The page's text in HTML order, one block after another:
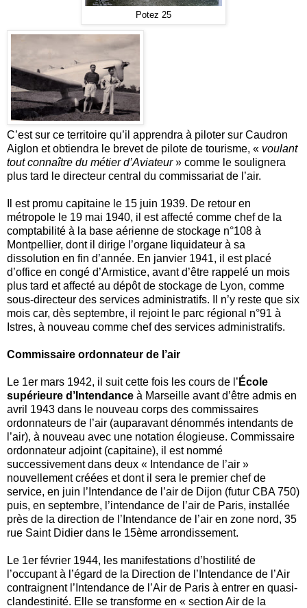
Potez 25
C’est sur ce territoire qu’il apprendra à piloter sur Caudron
Aiglon et obtiendra le brevet de pilote de tourisme, « voulant
tout connaître du métier d’Aviateur» comme le soulignera
plus tard le directeur central du commissariat de l’air.
Il est promu capitaine le 15 juin 1939. De retour en
métropole le 19 mai 1940, il est affecté comme chef de la
comptabilité à la base aérienne de stockage n°108 à
Montpellier, dont il dirige l’organe liquidateur à sa
dissolution en fin d’année. En janvier 1941, il est placé
d’office en congé d’Armistice, avant d’être rappelé un mois
plus tard et affecté au dépôt de stockage de Lyon, comme
sous-directeur des services administratifs. Il n’y reste que six
mois car, dès septembre, il rejoint le parc régional n°91 à
Istres, à nouveau comme chef des services administratifs.
Commissaire ordonnateur de l’air
Le 1er mars 1942, il suit cette fois les cours de l’ École
supérieure d’Intendance à Marseille avant d’être admis en
avril 1943 dans le nouveau corps des commissaires
ordonnateurs de l’air (auparavant dénommés intendants de
l’air), à nouveau avec une notation élogieuse. Commissaire
ordonnateur adjoint (capitaine), il est nommé
successivement dans deux « Intendance de l’air »
nouvellement créées et dont il sera le premier chef de
service, en juin l’Intendance de l’air de Dijon (futur CBA 750)
puis, en septembre, l’intendance de l’air de Paris, installée
près de la direction de l’Intendance de l’air en zone nord, 35
rue Saint Didier dans le 15ème arrondissement.
Le 1er février 1944, les manifestations d’hostilité de
l’occupant à l’égard de la Direction de l’Intendance de l’Air
contraignent l’Intendance de l’Air de Paris à entrer en quasi-
clandestinité. Elle se transforme en « section Air de la